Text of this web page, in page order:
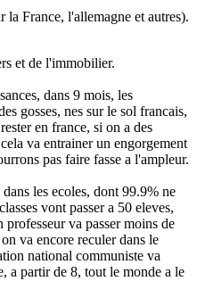
France, l'allemagne et autres).
et de l'immobilier.
dans 9 mois, les
gosses, nes sur le sol francais,
en france, si on a des
va entrainer un engorgement
pas faire fasse a l'ampleur.
les ecoles, dont 99.9% ne
vont passer a 50 eleves,
professeur va passer moins de
va encore reculer dans le
national communiste va
a partir de 8, tout le monde a le